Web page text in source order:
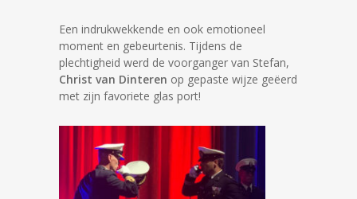
Een indrukwekkende en ook emotioneel
moment en gebeurtenis. Tijdens de
plechtigheid werd de voorganger van Stefan,
Christ van Dinteren op gepaste wijze geëerd
met zijn favoriete glas port!